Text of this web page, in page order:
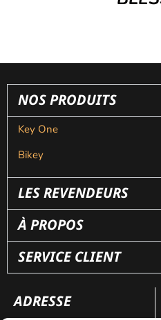
NOS PRODUITS
Key One
Bikey
LES REVENDEURS
À PROPOS
SERVICE CLIENT
ADRESSE